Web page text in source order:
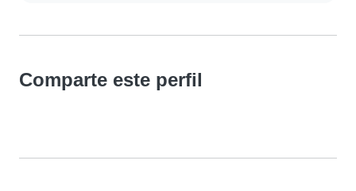
Comparte este perfil